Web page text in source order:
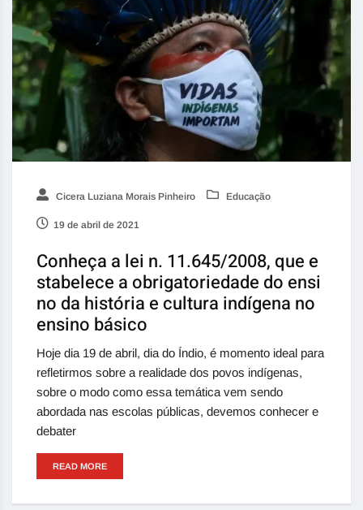
Cicera Luziana Morais Pinheiro Educação
19 de abril de 2021
Conheça a lei n. 11.645/2008, que e
stabelece a obrigatoriedade do ensi
no da história e cultura indígena no
ensino básico
Hoje dia 19 de abril, dia do Índio, é momento ideal para
refletirmos sobre a realidade dos povos indígenas,
sobre o modo como essa temática vem sendo
abordada nas escolas públicas, devemos conhecer e
debater
READ MORE